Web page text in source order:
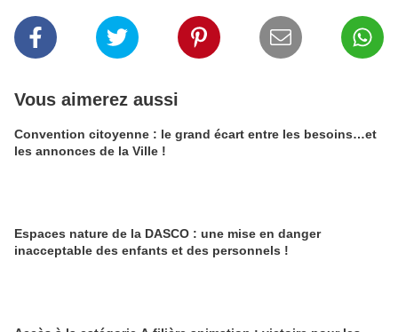
Vous aimerez aussi
Convention citoyenne : le grand écart entre les besoins…et
les annonces de la Ville !
Espaces nature de la DASCO : une mise en danger
inacceptable des enfants et des personnels !